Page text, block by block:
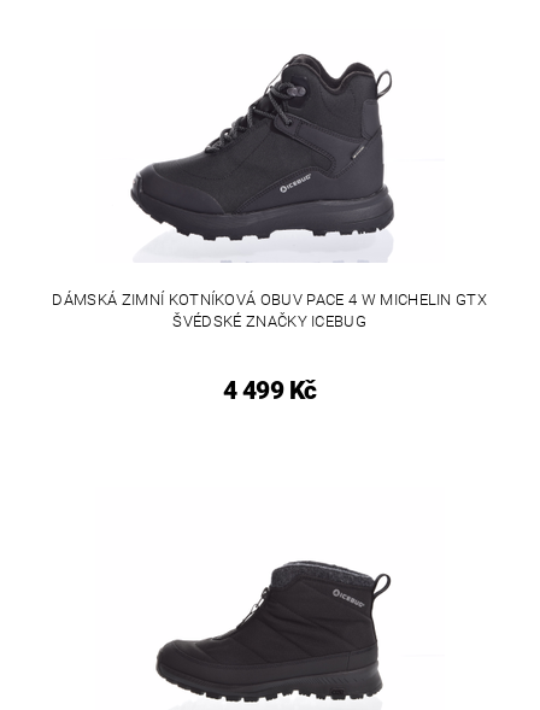
DÁMSKÁ ZIMNÍ KOTNÍKOVÁ OBUV PACE 4 W MICHELIN GTX
ŠVÉDSKÉ ZNAČKY ICEBUG
4 499 Kč